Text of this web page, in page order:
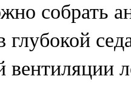
собрать
глубокой
вентиляции